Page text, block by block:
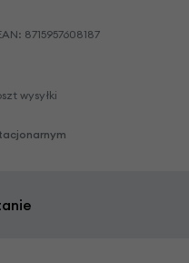
8715957608187
wysyłki